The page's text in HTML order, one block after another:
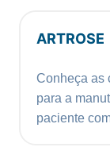
ARTROSE
Conheça as
para a
paciente